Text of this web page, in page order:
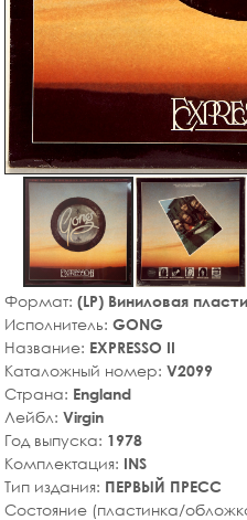
Формат: (LP) Виниловая
Исполнитель: GONG
Название: EXPRESSO II
Каталожный номер: V2099
Страна: England
Лейбл: Virgin
Год выпуска: 1978
Комплектация: INS
Тип издания: ПЕРВЫЙ ПРЕСС
Состояние (пластинка/